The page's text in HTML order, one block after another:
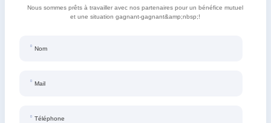
Nous sommes prêts à travailler avec nos partenaires pour un bénéfice mutuel
et une situation gagnant-gagnant&amp;nbsp;!
Nom
Mail
Téléphone